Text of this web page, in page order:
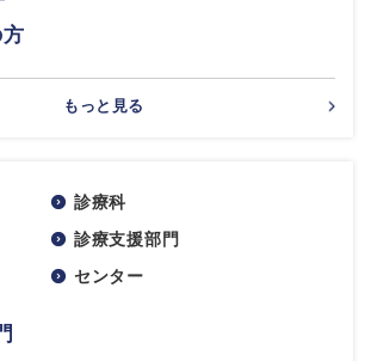
もっと見る
診療科
診療支援部門
センター